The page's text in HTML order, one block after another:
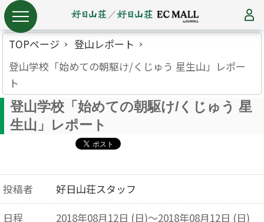
TOPページ
登山レポート
登山学校「始めての朝駆け/くじゅう 星生山」レポー
ト
登山学校「始めての朝駆け/くじゅう 星
生山」レポート
投稿者
好日山荘スタッフ
日程
2018年08月12日 (日)～2018年08月12日 (日)